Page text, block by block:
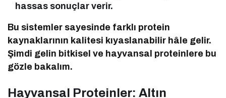
hassas sonuçlar verir.
Bu sistemler sayesinde farklı protein
kaynaklarının kalitesi kıyaslanabilir hâle gelir.
Şimdi gelin bitkisel ve hayvansal proteinlere bu
gözle bakalım.
Hayvansal Proteinler: Altın